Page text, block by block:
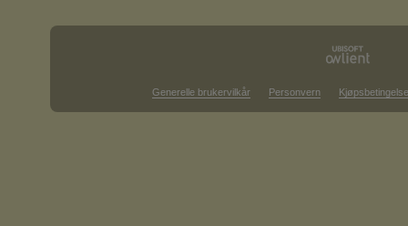
Generelle brukervilkår Personvern